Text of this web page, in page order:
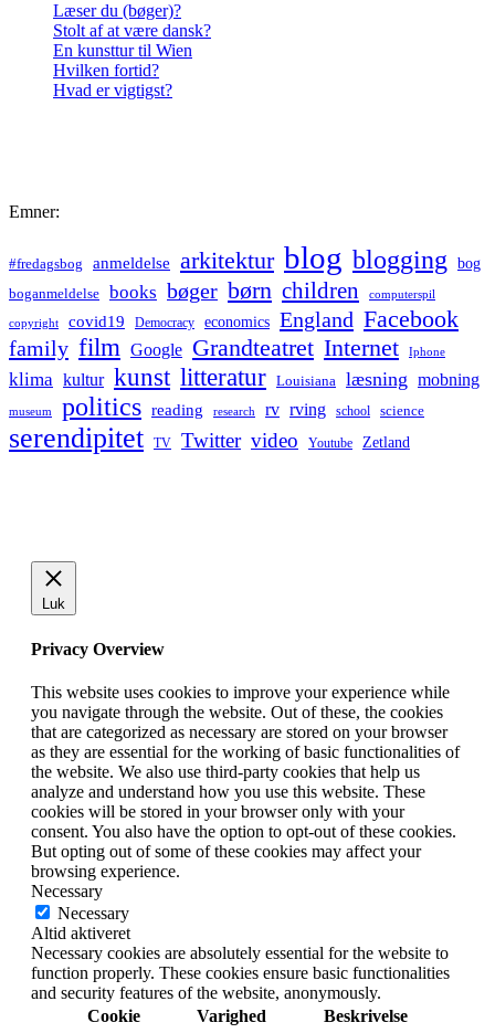
Læser du (bøger)?
Stolt af at være dansk?
En kunsttur til Wien
Hvilken fortid?
Hvad er vigtigst?
Emner:
#fredagsbog anmeldelse arkitektur blog blogging bog
boganmeldelse books bøger børn children computerspil
copyright covid19 Democracy economics England Facebook
family film Google Grandteatret Internet Iphone
klima kultur kunst litteratur Louisiana læsning mobning
museum politics reading research rv rving school science
serendipitet TV Twitter video Youtube Zetland
Luk
Privacy Overview
This website uses cookies to improve your experience while
you navigate through the website. Out of these, the cookies
that are categorized as necessary are stored on your browser
as they are essential for the working of basic functionalities of
the website. We also use third-party cookies that help us
analyze and understand how you use this website. These
cookies will be stored in your browser only with your
consent. You also have the option to opt-out of these cookies.
But opting out of some of these cookies may affect your
browsing experience.
Necessary
Necessary
Altid aktiveret
Necessary cookies are absolutely essential for the website to
function properly. These cookies ensure basic functionalities
and security features of the website, anonymously.
Cookie
Varighed Beskrivelse